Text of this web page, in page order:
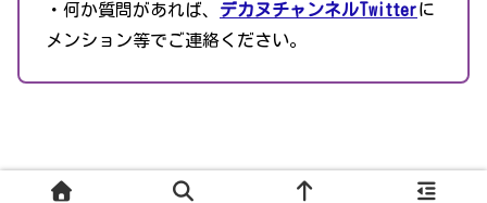
・何か質問があれば、 デカヌチャンネルTwitterに
メンション等でご連絡ください。